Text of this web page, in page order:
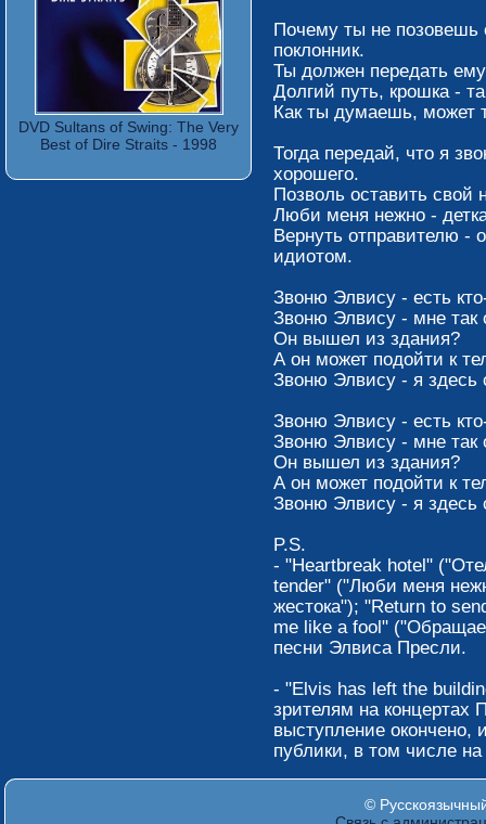
DVD Sultans of Swing: The Very
Best of Dire Straits - 1998
Почему ты не позовешь
поклонник.
Ты должен передать
Долгий путь, крошка -
Как ты думаешь, может
Тогда передай, что я
хорошего.
Позволь оставить свой
Люби меня нежно -
Вернуть отправителю -
идиотом.
Звоню Элвису - есть
Звоню Элвису - мне так
Он вышел из здания?
А он может подойти к
Звоню Элвису - я здесь
Звоню Элвису - есть
Звоню Элвису - мне так
Он вышел из здания?
А он может подойти к
Звоню Элвису - я здесь
P.S.
- "Heartbreak hotel"
tender" ("Люби меня
жестока"); "Return to
me like a fool"
песни Элвиса Пресли.
- "Elvis has left the
зрителям на концертах
выступление окончено,
публики, в том числе
©